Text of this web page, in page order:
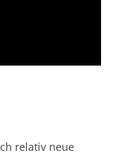
relativ neue